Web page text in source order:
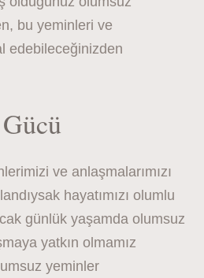
bu yeminleri ve
edebileceğinizden
ve anlaşmalarımızı
hayatımızı olumlu
günlük yaşamda olumsuz
yatkın olmamız
yeminler